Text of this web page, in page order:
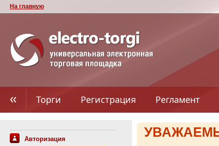
На главную
Торги Регистрация Регламент
Авторизация